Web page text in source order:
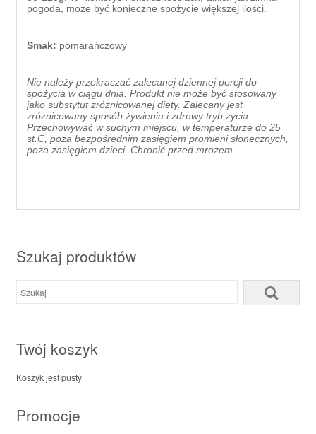
pogoda, może być konieczne spożycie większej ilości.
Smak: pomarańczowy
Nie należy przekraczać zalecanej dziennej porcji do
spożycia w ciągu dnia. Produkt nie może być stosowany
jako substytut zróżnicowanej diety. Zalecany jest
zróżnicowany sposób żywienia i zdrowy tryb życia.
Przechowywać w suchym miejscu, w temperaturze do 25
st.C, poza bezpośrednim zasięgiem promieni słonecznych,
poza zasięgiem dzieci. Chronić przed mrozem.
Szukaj produktów
Twój koszyk
Koszyk jest pusty
Promocje